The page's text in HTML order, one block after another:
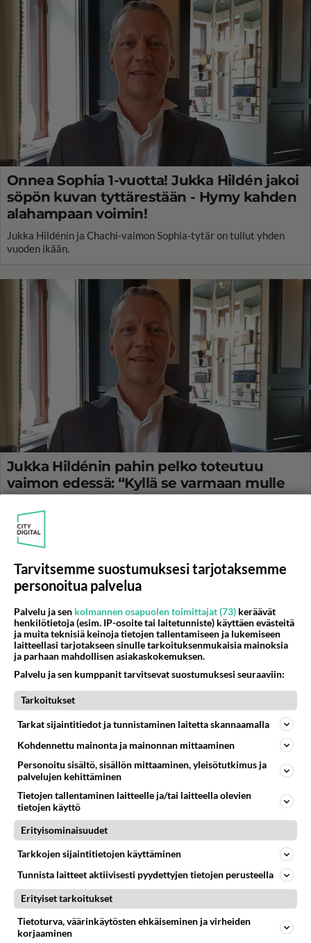
Onnea Sophia 1-vuotta! Jukka Hildén jakoi
söpön kuvan tyttärestään - Hymy kahden
alahampaan voimin!
Jukka Hildénin ja Chachi-vaimon Sophia-tytär on tullut yhden
vuoden ikään.
Jukka Hildénin pahin pelko toteutuu
vaimon edessä: “Kyllä se varmaan mulle
vähän naurahtaa...”
Tanssii Tähtien Kanssa starttaa ja Jukka Hildén pääsee
tanssimaan suoraan lähetykseen su-iltaisin.
Tarvitsemme suostumuksesi tarjotaksemme
personoitua palvelua
Palvelu ja sen kolmannen osapuolen toimittajat (73) keräävät
henkilötietoja (esim. IP-osoite tai laitetunniste) käyttäen evästeitä
ja muita teknisiä keinoja tietojen tallentamiseen ja lukemiseen
laitteellasi tarjotakseen sinulle tarkoituksenmukaisia mainoksia
ja parhaan mahdollisen asiakaskokemuksen.
Palvelu ja sen kumppanit tarvitsevat suostumuksesi seuraaviin:
Tarkoitukset
Tarkat sijaintitiedot ja tunnistaminen laitetta skannaamalla
Kohdennettu mainonta ja mainonnan mittaaminen
Personoitu sisältö, sisällön mittaaminen, yleisötutkimus ja
palvelujen kehittäminen
Tietojen tallentaminen laitteelle ja/tai laitteella olevien
tietojen käyttö
Erityisominaisuudet
Tarkkojen sijaintitietojen käyttäminen
Tunnista laitteet aktiivisesti pyydettyjen tietojen perusteella
Erityiset tarkoitukset
Tietoturva, väärinkäytösten ehkäiseminen ja virheiden
korjaaminen